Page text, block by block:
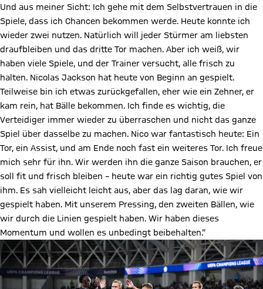
Und aus meiner Sicht: Ich gehe mit dem Selbstvertrauen in die
Spiele, dass ich Chancen bekommen werde. Heute konnte ich
wieder zwei nutzen. Natürlich will jeder Stürmer am liebsten
draufbleiben und das dritte Tor machen. Aber ich weiß, wir
haben viele Spiele, und der Trainer versucht, alle frisch zu
halten. Nicolas Jackson hat heute von Beginn an gespielt.
Teilweise bin ich etwas zurückgefallen, eher wie ein Zehner, er
kam rein, hat Bälle bekommen. Ich finde es wichtig, die
Verteidiger immer wieder zu überraschen und nicht das ganze
Spiel über dasselbe zu machen. Nico war fantastisch heute: Ein
Tor, ein Assist, und am Ende noch fast ein weiteres Tor. Ich freue
mich sehr für ihn. Wir werden ihn die ganze Saison brauchen, er
soll fit und frisch bleiben – heute war ein richtig gutes Spiel von
ihm. Es sah vielleicht leicht aus, aber das lag daran, wie wir
gespielt haben. Mit unserem Pressing, den zweiten Bällen, wie
wir durch die Linien gespielt haben. Wir haben dieses
Momentum und wollen es unbedingt beibehalten.“